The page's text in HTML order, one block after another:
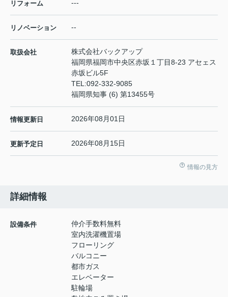
リフォーム ---
リノベーション --
取扱会社
株式会社バックアップ
福岡県福岡市中央区赤坂１丁目8-23 アセェス
赤坂ビル5F
TEL:092-332-9085
福岡県知事 (6) 第13455号
情報更新日 2026年08月01日
更新予定日 2026年08月15日
情報の見方
詳細情報
設備条件
仲介手数料無料
室内洗濯機置場
フローリング
バルコニー
都市ガス
エレベーター
駐輪場